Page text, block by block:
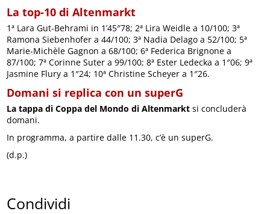
La top-10 di Altenmarkt
1ª Lara Gut-Behrami in 1’45″78; 2ª Lira Weidle a 10/100; 3ª
Ramona Siebenhofer a 44/100; 3ª Nadia Delago a 52/100; 5ª
Marie-Michèle Gagnon a 68/100; 6ª Federica Brignone a
87/100; 7ª Corinne Suter a 99/100; 8ª Ester Ledecka a 1″06; 9ª
Jasmine Flury a 1″24; 10ª Christine Scheyer a 1″26.
Domani si replica con un superG
La tappa di Coppa del Mondo di Altenmarkt si concluderà
domani.
In programma, a partire dalle 11.30, c’è un superG.
(d.p.)
Condividi